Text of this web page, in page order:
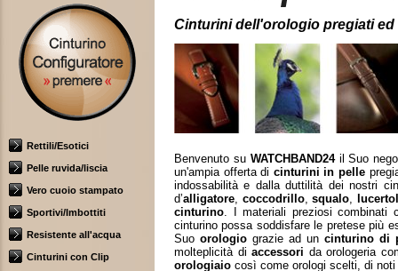
Rettili/Esotici
Pelle ruvida/liscia
Vero cuoio stampato
Sportivi/Imbottiti
Resistente all'acqua
Cinturini con Clip
Cinturini dell'orologio pregiati ed
Benvenuto su WATCHBAND24il Suo
un'ampia offerta di cinturini in pelle
indossabilità e dalla duttilità dei nostri
d’alligatore, coccodrillo,squalo,
cinturino. I materiali preziosi combinati
cinturino possa soddisfare le pretese più
Suo orologio grazie ad un cinturino di
molteplicità diaccessori da orologeria
orologiaio così come orologi scelti, di